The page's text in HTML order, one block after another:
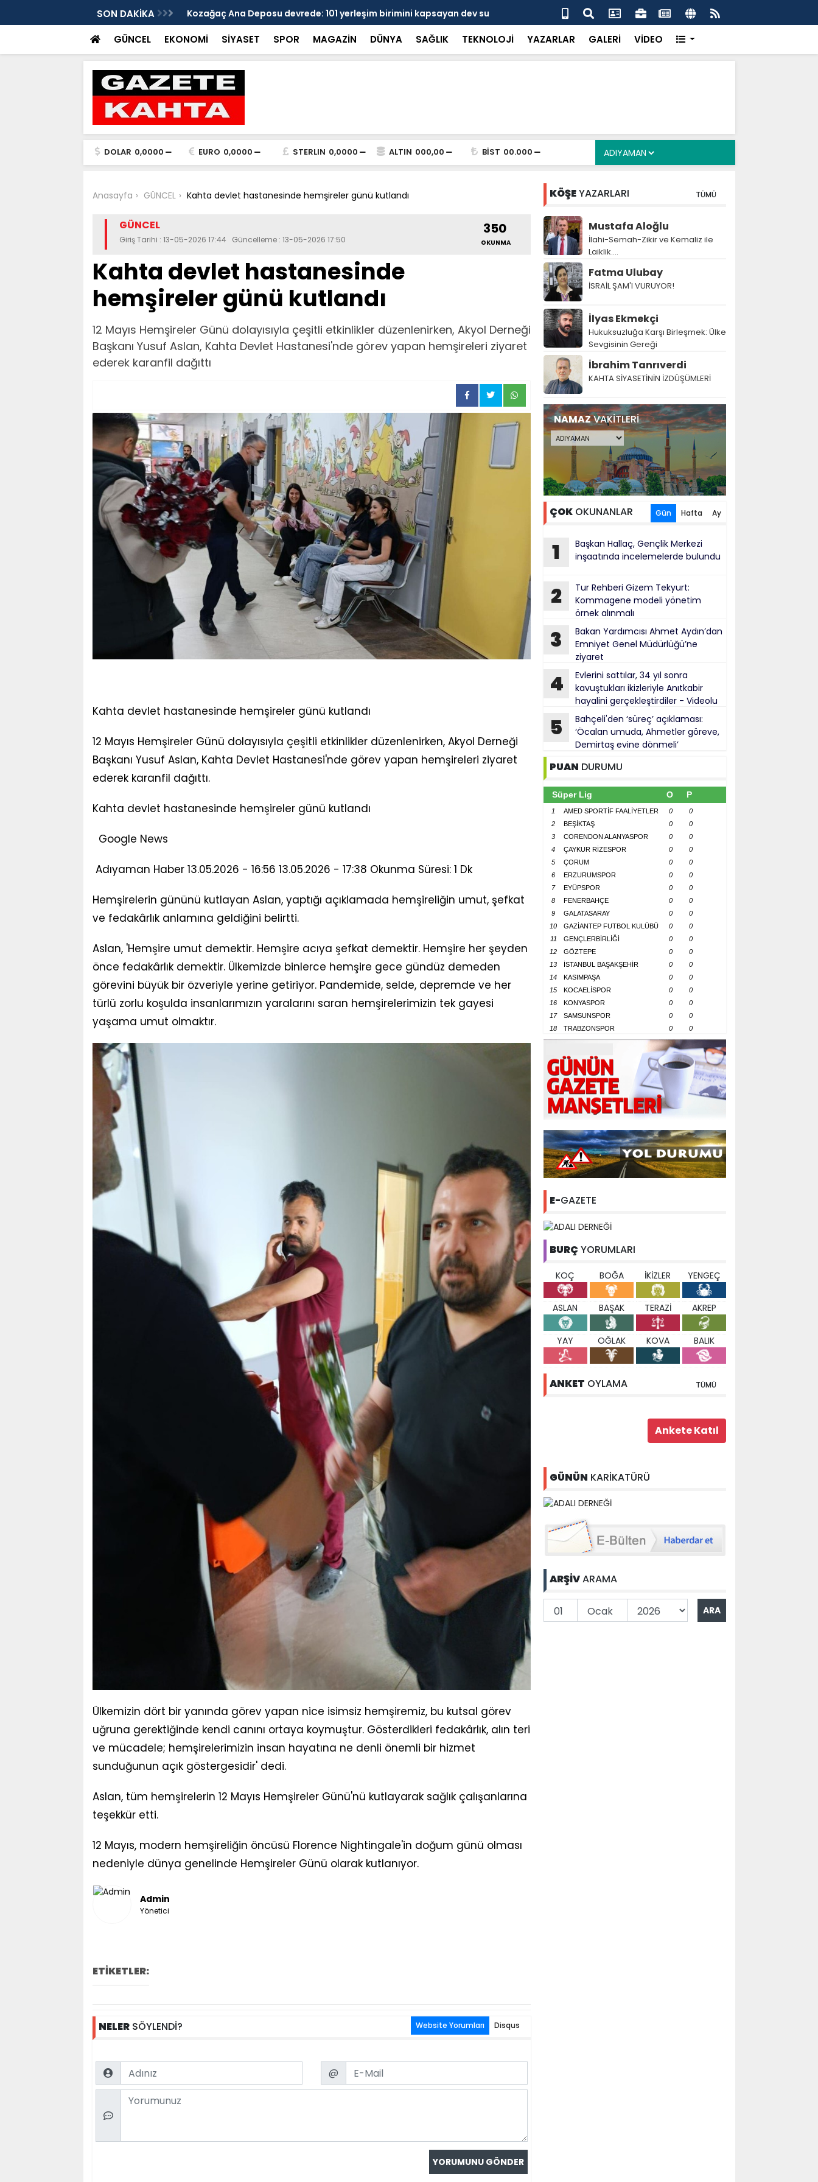
SON DAKİKA
Özbey'in acısı: 'Bu olay hepimize
Kozağaç Ana Deposu devrede: 101 yerleşim birimini kapsayan dev su
projesinde önemli eşik aşıldı
Prof. Dr. Dalyan: ‘Fransız Enstitüsü raporu, Adıyaman'daki siyasi
kırılmayı 'metroköy' kavramıyla açıklıyor’
GÜNCEL EKONOMİ SİYASET SPOR MAGAZİN DÜNYA SAĞLIK TEKNOLOJİ YAZARLAR GALERİ VİDEO
DOLAR 0,0000 EURO 0,0000 STERLIN 0,0000 ALTIN 000,00 BİST 00.000
Anasayfa GÜNCEL Kahta devlet hastanesinde hemşireler günü kutlandı
GÜNCEL
Giriş Tarihi : 13-05-2026 17:44 Güncelleme : 13-05-2026 17:50
350
OKUNMA
Kahta devlet hastanesinde
hemşireler günü kutlandı
12 Mayıs Hemşireler Günü dolayısıyla çeşitli etkinlikler düzenlenirken, Akyol Derneği
Başkanı Yusuf Aslan, Kahta Devlet Hastanesi'nde görev yapan hemşireleri ziyaret
ederek karanfil dağıttı
Kahta devlet hastanesinde hemşireler günü kutlandı
12 Mayıs Hemşireler Günü dolayısıyla çeşitli etkinlikler düzenlenirken, Akyol Derneği
Başkanı Yusuf Aslan, Kahta Devlet Hastanesi'nde görev yapan hemşireleri ziyaret
ederek karanfil dağıttı.
Kahta devlet hastanesinde hemşireler günü kutlandı
Google News
Adıyaman Haber 13.05.2026 - 16:56 13.05.2026 - 17:38 Okunma Süresi: 1 Dk
Hemşirelerin gününü kutlayan Aslan, yaptığı açıklamada hemşireliğin umut, şefkat
ve fedakârlık anlamına geldiğini belirtti.
Aslan, 'Hemşire umut demektir. Hemşire acıya şefkat demektir. Hemşire her şeyden
önce fedakârlık demektir. Ülkemizde binlerce hemşire gece gündüz demeden
görevini büyük bir özveriyle yerine getiriyor. Pandemide, selde, depremde ve her
türlü zorlu koşulda insanlarımızın yaralarını saran hemşirelerimizin tek gayesi
yaşama umut olmaktır.
Ülkemizin dört bir yanında görev yapan nice isimsiz hemşiremiz, bu kutsal görev
uğruna gerektiğinde kendi canını ortaya koymuştur. Gösterdikleri fedakârlık, alın teri
ve mücadele; hemşirelerimizin insan hayatına ne denli önemli bir hizmet
sunduğunun açık göstergesidir' dedi.
Aslan, tüm hemşirelerin 12 Mayıs Hemşireler Günü'nü kutlayarak sağlık çalışanlarına
teşekkür etti.
12 Mayıs, modern hemşireliğin öncüsü Florence Nightingale'in doğum günü olması
nedeniyle dünya genelinde Hemşireler Günü olarak kutlanıyor.
Admin
Yönetici
ETİKETLER:
NELERSÖYLENDİ? Website Yorumları Disqus
Name Email
@
Comment
KÖŞEYAZARLARI TÜMÜ
Mustafa Aloğlu
İlahi-Semah-Zikir ve Kemaliz ile
Laiklik….
Fatma Ulubay
İSRAİL ŞAM'I VURUYOR!
İlyas Ekmekçi
Hukuksuzluğa Karşı Birleşmek: Ülke
Sevgisinin Gereği
İbrahim Tanrıverdi
KAHTA SİYASETİNİN İZDÜŞÜMLERİ
NAMAZVAKİTLERİ
ÇOKOKUNANLAR Gün Hafta Ay
1
Başkan Hallaç, Gençlik Merkezi
inşaatında incelemelerde bulundu
2
Tur Rehberi Gizem Tekyurt:
Kommagene modeli yönetim
örnek alınmalı
3
Bakan Yardımcısı Ahmet Aydın’dan
Emniyet Genel Müdürlüğü’ne
ziyaret
4
Evlerini sattılar, 34 yıl sonra
kavuştukları ikizleriyle Anıtkabir
hayalini gerçekleştirdiler - Videolu
5
Bahçeli'den ‘süreç’ açıklaması:
‘Öcalan umuda, Ahmetler göreve,
Demirtaş evine dönmeli’
PUAN DURUMU
Süper Lig O P
1 AMED SPORTİF FAALİYETLER 0
0
2
BEŞİKTAŞ 0
0
3
CORENDON ALANYASPOR 0
0
4
ÇAYKUR RİZESPOR 0
0
5
ÇORUM 0
0
6
ERZURUMSPOR 0
0
7
EYÜPSPOR 0
0
8
FENERBAHÇE 0
0
9
GALATASARAY 0
0
10
GAZİANTEP FUTBOL KULÜBÜ 0
0
11
GENÇLERBİRLİĞİ 0
0
12
GÖZTEPE 0
0
13
İSTANBUL BAŞAKŞEHİR 0
0
14
KASIMPAŞA 0
0
15
KOCAELİSPOR 0
0
16
KONYASPOR 0
0
17
SAMSUNSPOR 0
0
18
TRABZONSPOR 0 0
E-GAZETE
BURÇ YORUMLARI
KOÇ BOĞA İKİZLER YENGEÇ
ASLAN BAŞAK TERAZİ AKREP
YAY OĞLAK KOVA BALIK
ANKET OYLAMA TÜMÜ
GÜNÜN KARİKATÜRÜ
ARŞİVARAMA